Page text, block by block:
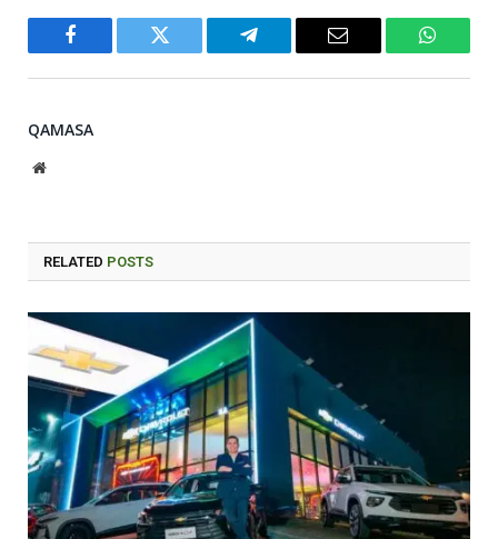
Facebook Twitter Telegram Email
QAMASA
Website
RELATED POSTS